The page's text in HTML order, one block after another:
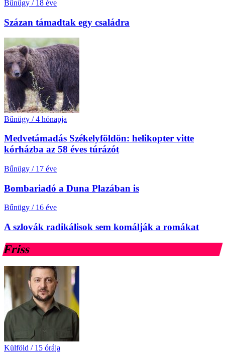
Bűnügy / 18 éve
Százan támadtak egy családra
Bűnügy / 4 hónapja
Medvetámadás Székelyföldön: helikopter vitte
kórházba az 58 éves túrázót
Bűnügy / 17 éve
Bombariadó a Duna Plazában is
Bűnügy / 16 éve
A szlovák radikálisok sem komálják a romákat
Friss
Külföld / 15 órája